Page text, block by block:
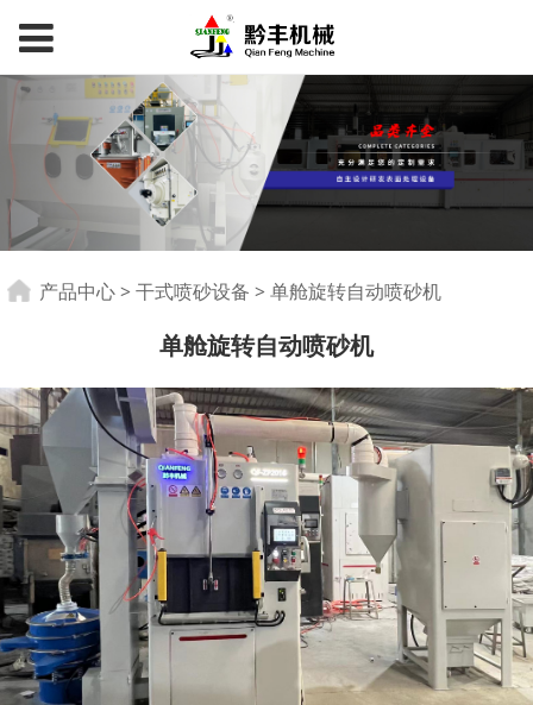
单舱旋转自动喷砂机
产品中心> 干式喷砂设备 > 单舱旋转自动喷砂机
单舱旋转自动喷砂机